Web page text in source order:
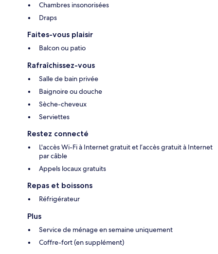
Chambres insonorisées
Draps
Faites-vous plaisir
Balcon ou patio
Rafraîchissez-vous
Salle de bain privée
Baignoire ou douche
Sèche-cheveux
Serviettes
Restez connecté
L'accès Wi-Fi à Internet gratuit et l’accès gratuit à Internet
par câble
Appels locaux gratuits
Repas et boissons
Réfrigérateur
Plus
Service de ménage en semaine uniquement
Coffre-fort (en supplément)